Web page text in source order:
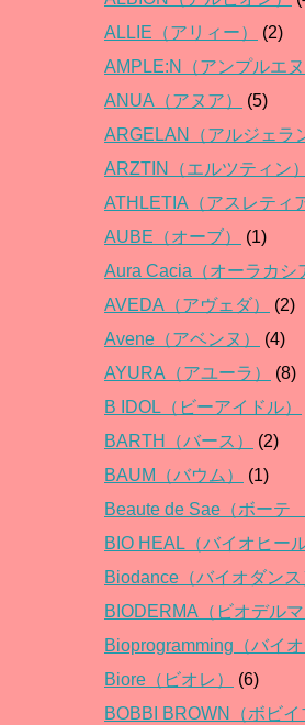
ALLIE（アリィー）
(2)
AMPLE:N（アンプルエヌ
ANUA（アヌア）
(5)
ARGELAN（アルジェラ
ARZTIN（エルツティン）
ATHLETIA（アスレティ
AUBE（オーブ）
(1)
Aura Cacia（オーラカシ
AVEDA（アヴェダ）
(2)
Avene（アベンヌ）
(4)
AYURA（アユーラ）
(8)
B IDOL（ビーアイドル）
BARTH（バース）
(2)
BAUM（バウム）
(1)
Beaute de Sae（ボー
BIO HEAL（バイオヒール
Biodance（バイオダンス
BIODERMA（ビオデルマ
Bioprogramming（バイ
Biore（ビオレ）
(6)
BOBBI BROWN（ボビイ